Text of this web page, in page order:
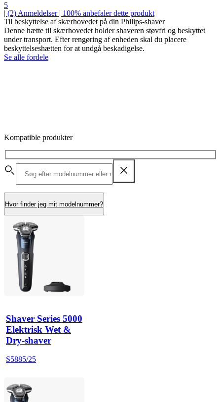
5
| (2) Anmeldelser| 100% anbefaler dette produkt
Til beskyttelse af skærhovedet på din Philips-shaver
Denne hætte til skærhovedet holder shaveren støvfri og beskyttet
under transport. Efter rengøring af enheden skal du placere
beskyttelseshætten for at undgå beskadigelse.
Se alle fordele
Kompatible produkter
Hvor finder jeg mit modelnummer?
Shaver Series 5000
Elektrisk Wet &
Dry-shaver
S5885/25